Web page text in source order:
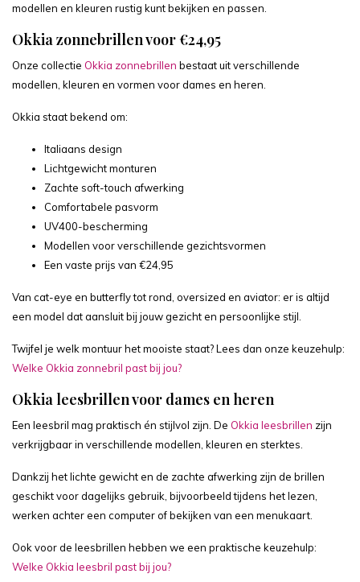
modellen en kleuren rustig kunt bekijken en passen.
Okkia zonnebrillen voor €24,95
Onze collectie Okkia zonnebrillen bestaat uit verschillende
modellen, kleuren en vormen voor dames en heren.
Okkia staat bekend om:
Italiaans design
Lichtgewicht monturen
Zachte soft-touch afwerking
Comfortabele pasvorm
UV400-bescherming
Modellen voor verschillende gezichtsvormen
Een vaste prijs van €24,95
Van cat-eye en butterfly tot rond, oversized en aviator: er is altijd
een model dat aansluit bij jouw gezicht en persoonlijke stijl.
Twijfel je welk montuur het mooiste staat? Lees dan onze keuzehulp:
Welke Okkia zonnebril past bij jou?
Okkia leesbrillen voor dames en heren
Een leesbril mag praktisch én stijlvol zijn. De Okkia leesbrillen zijn
verkrijgbaar in verschillende modellen, kleuren en sterktes.
Dankzij het lichte gewicht en de zachte afwerking zijn de brillen
geschikt voor dagelijks gebruik, bijvoorbeeld tijdens het lezen,
werken achter een computer of bekijken van een menukaart.
Ook voor de leesbrillen hebben we een praktische keuzehulp:
Welke Okkia leesbril past bij jou?